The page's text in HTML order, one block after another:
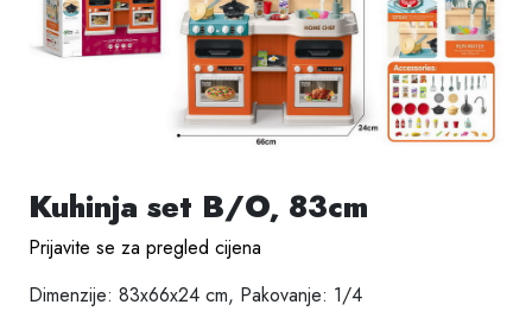
Kuhinja set B/O, 83cm
Prijavite se za pregled cijena
Dimenzije: 83x66x24 cm, Pakovanje: 1/4